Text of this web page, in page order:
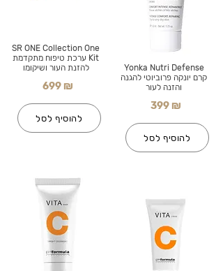
SR ONE Collection One
Kit ערכת טיפוח מתקדמת
להזנת העור ושיקומו
699 ₪
להוסיף לסל
Yonka Nutri Defense
קרם יונקה פרוביוטי להגנה
והזנה לעור
399 ₪
להוסיף לסל